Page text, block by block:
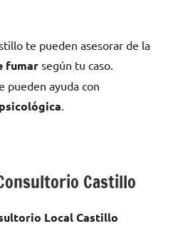
te pueden asesorar dе la
fumar según tu caso.
pueden ayuda сοn
.
Castillo
Local Castillo